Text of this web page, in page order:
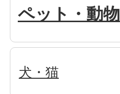
ペット・動物
犬・猫